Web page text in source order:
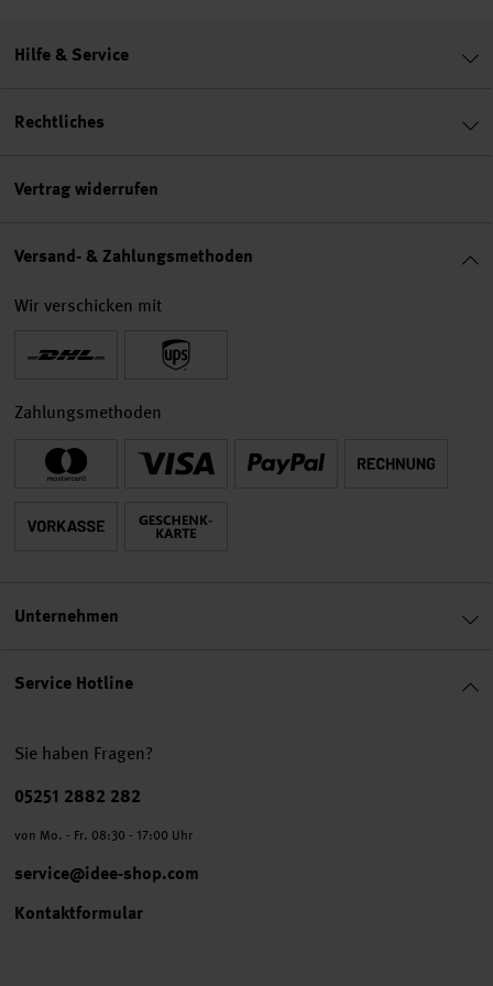
Service Hotline
Sie haben Fragen?
Telefonnummer
05251 2882 282
von Mo. - Fr. 08:30 - 17:00 Uhr
service@idee-shop.com
Kontaktformular
Hilfe & Service
Rechtliches
Vertrag widerrufen
Versand- & Zahlungsmethoden
Wir verschicken mit
Zahlungsmethoden
Unternehmen